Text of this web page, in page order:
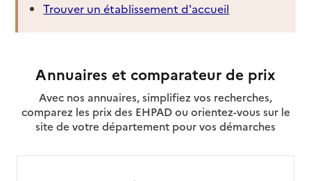
Trouver un établissement d'accueil
Annuaires et comparateur de prix
Avec nos annuaires, simplifiez vos recherches,
comparez les prix des EHPAD ou orientez-vous sur le
site de votre département pour vos démarches